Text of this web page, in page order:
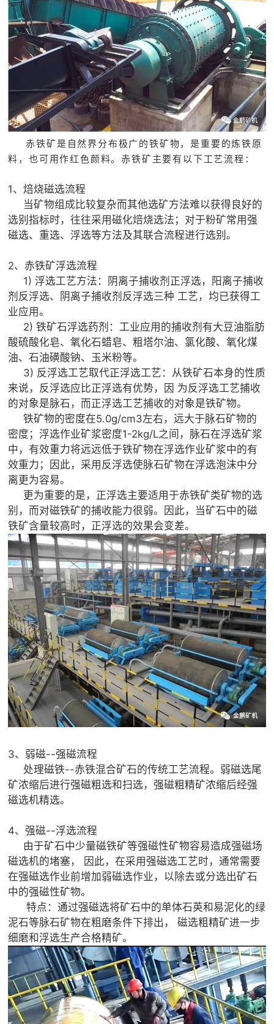
赤铁矿是自然界分布极广的铁矿物，是重要的炼铁原
料，也可用作红色颜料。赤铁矿主要有以下工艺流程：
1、焙烧磁选流程
当矿物组成比较复杂而其他选矿方法难以获得良好的
选别指标时，往往采用磁化焙烧选法；对于粉矿常用强
磁选、重选、浮选等方法及其联合流程进行选别。
2、赤铁矿浮选流程
1) 浮选工艺方法：阴离子捕收剂正浮选，阳离子捕收
剂反浮选、阴离子捕收剂反浮选三种 工艺，均已获得工
业应用。
2) 铁矿石浮选药剂：工业应用的捕收剂有大豆油脂肪
酸硫酸化皂、氧化石蜡皂、粗塔尔油、氯化酸、氧化煤
油、石油磺酸钠、玉米粉等。
3) 反浮选工艺取代正浮选工艺：从铁矿石本身的性质
来说，反浮选应比正浮选有优势，因 为反浮选工艺捕收
的对象是脉石，而正浮选工艺捕收的对象是铁矿物。
铁矿物的密度在5.0g/cm3左右，远大于脉石矿物的
密度；浮选作业矿浆密度1-2kg/L之间，脉石在浮选矿浆
中，有效重力将远远低于铁矿物在浮选作业矿浆中的有
效重力；因此，采用反浮选使脉石矿物在浮选泡沫中分
离更为容易。
更为重要的是，正浮选主要适用于赤铁矿类矿物的选
别，而对磁铁矿的捕收能力很弱。因此，当矿石中的磁
铁矿含量较高时，正浮选的效果会变差。
3、弱磁--强磁流程
处理磁铁--赤铁混合矿石的传统工艺流程。弱磁选尾
矿浓缩后进行强磁粗选和扫选，强磁粗精矿浓缩后经强
磁选机精选。
4、强磁--浮选流程
由于矿石中少量磁铁矿等强磁性矿物容易造成强磁场
磁选机的堵塞， 因此，在采用强磁选工艺时，通常需要
在强磁选作业前增加弱磁选作业，以除去或分选出矿石
中的强磁性矿物。
特点：通过强磁选将矿石中的单体石英和易泥化的绿
泥石等脉石矿物在粗磨条件下排出， 磁选粗精矿进一步
细磨和浮选生产合格精矿。